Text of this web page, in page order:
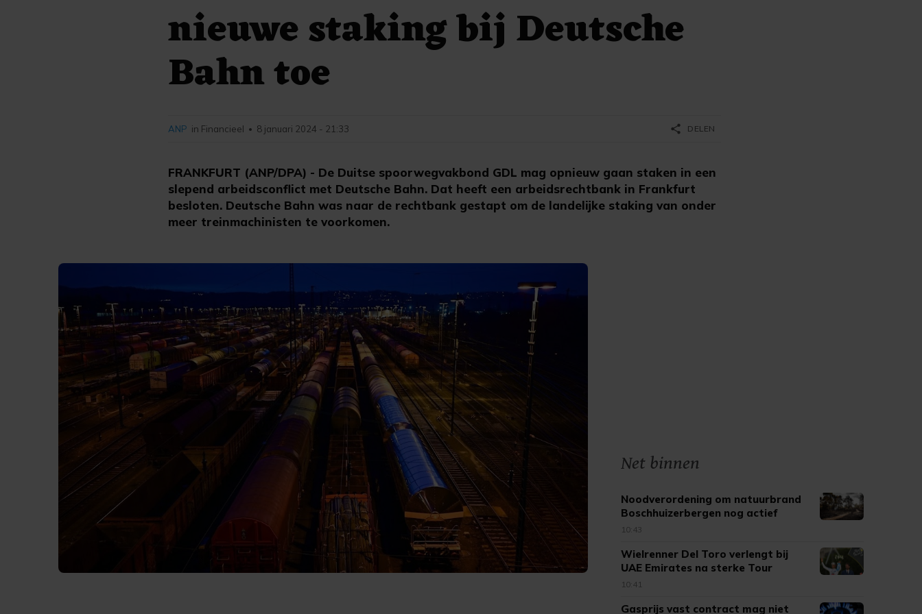
nieuwe staking bij Deutsche
Bahn toe
FRANKFURT (ANP/DPA) - De Duitse spoorwegvakbond GDL mag opnieuw gaan staken in een
slepend arbeidsconflict met Deutsche Bahn. Dat heeft een arbeidsrechtbank in Frankfurt
besloten. Deutsche Bahn was naar de rechtbank gestapt om de landelijke staking van onder
meer treinmachinisten te voorkomen.
ANP in Financieel • 8 januari 2024 - 21:33 share DELEN
Net binnen
Noodverordening om natuurbrand
Boschhuizerbergen nog actief
10:43
Wielrenner Del Toro verlengt bij
UAE Emirates na sterke Tour
10:41
Gasprijs vast contract mag niet